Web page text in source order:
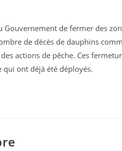
de fermer des
de décès de dauphins
actions de pêche. Ces
qui ont déjà été déployés.